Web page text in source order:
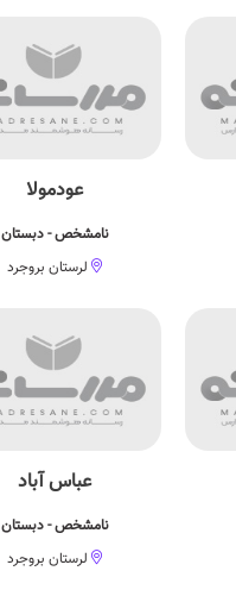
عودمولا
نامشخص - دبستان
لرستان بروجرد
عباس آباد
نامشخص - دبستان
لرستان بروجرد